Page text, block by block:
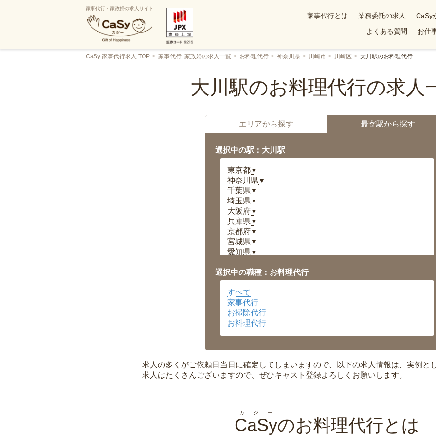
家事代行・家政婦の求人サイト
家事代行とは 業務委託の求人 CaSy
よくある質問
お仕
CaSy 家事代行求人 TOP 家事代行･家政婦の求人一覧 お料理代行 神奈川県 川崎市 川崎区 大川駅のお料理代行
大川駅のお料理代行の求人
エリアから探す 最寄駅から探す
選択中の駅：大川駅
東京都▼
神奈川県 ▼
千葉県 ▼
埼玉県 ▼
大阪府▼
兵庫県 ▼
京都府▼
宮城県 ▼
愛知県 ▼
岡山県▼
広島県▼
沖縄県
選択中の職種：お料理代行
すべて
家事代行
お掃除代行
お料理代行
求人の多くがご依頼日当日に確定してしまいますので、以下の求人情報は、実例と
求人はたくさんございますので、ぜひキャスト登録よろしくお願いします。
CaSy
カジー
のお料理代行とは